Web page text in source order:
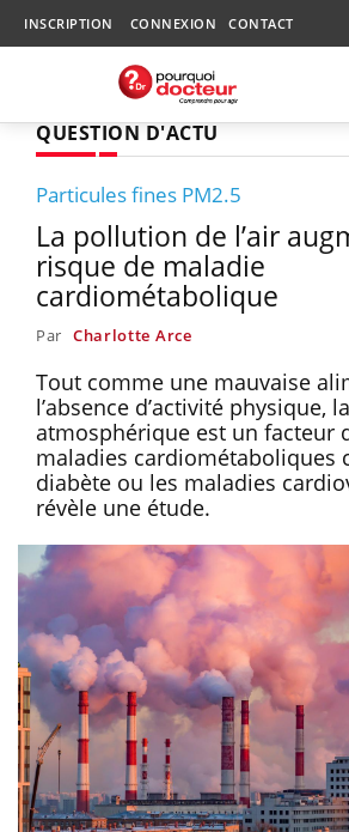
INSCRIPTION CONNEXION CONTACT
QUESTION D'ACTU
Particules fines PM2.5
La pollution de l’air
risque de maladie
cardiométabolique
Par Charlotte Arce
Tout comme une mauvaise
l’absence d’activité physique,
atmosphérique est un facteur
maladies cardiométaboliques
diabète ou les maladies
révèle une étude.